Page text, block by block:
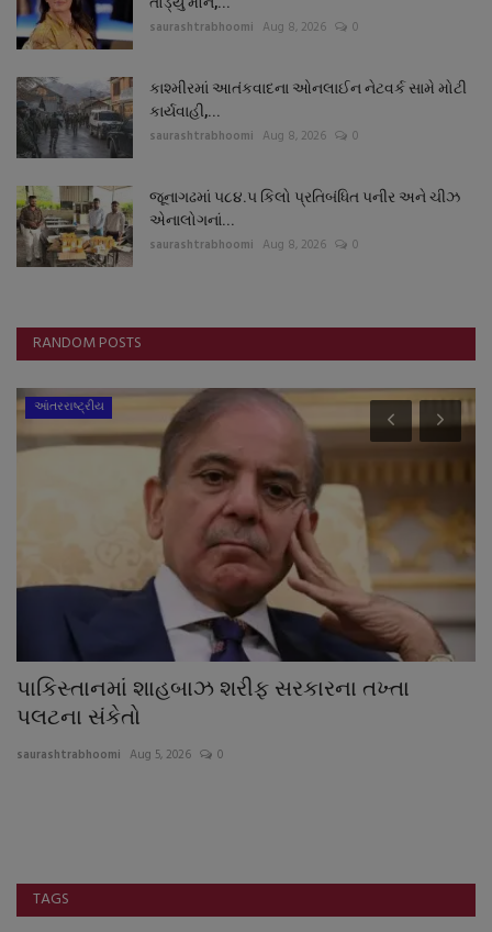
saurashtrabhoomi Aug 8, 2026 0
કાશ્મીરમાં આતંકવાદના ઓનલાઈન નેટવર્ક સામે મોટી
કાર્યવાહી,...
saurashtrabhoomi Aug 8, 2026 0
જૂનાગઢમાં ૫૮૪.૫ કિલો પ્રતિબંધિત પનીર અને ચીઝ
એનાલોગનાં...
saurashtrabhoomi Aug 8, 2026 0
RANDOM POSTS
આંતરરાષ્ટ્રીય
પાકિસ્તાનમાં શાહબાઝ શરીફ સરકારના તખ્તા
પલટના સંકેતો
saurashtrabhoomi Aug 5, 2026 0
TAGS